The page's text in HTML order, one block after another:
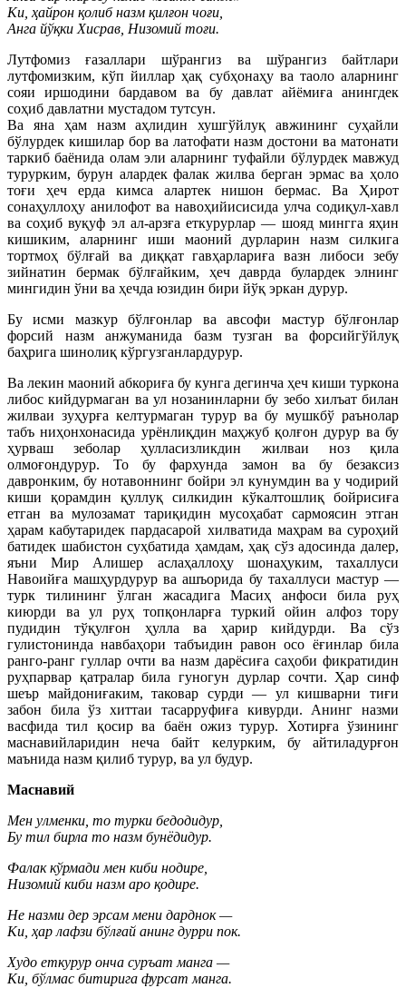
Ки, ҳайрон қолиб назм қилғон чоғи,
Анга йўқки Хисрав, Низомий тоғи.
Лутфомиз ғазаллари шўрангиз ва шўрангиз байтлари
лутфомизким, кўп йиллар ҳақ субҳонаҳу ва таоло аларнинг
сояи иршодини бардавом ва бу давлат айёмиға анингдек
соҳиб давлатни мустадом тутсун.
Ва яна ҳам назм аҳлидин хушгўйлуқ авжининг суҳайли
бўлурдек кишилар бор ва латофати назм достони ва матонати
таркиб баёнида олам эли аларнинг туфайли бўлурдек мавжуд
турурким, бурун алардек фалак жилва берган эрмас ва ҳоло
тоғи ҳеч ерда кимса алартек нишон бермас. Ва Ҳирот
сонаҳуллоҳу анилофот ва навоҳийисисида улча содиқул-хавл
ва соҳиб вуқуф эл ал-арзға еткурурлар — шояд мингга яҳин
кишиким, аларнинг иши маоний дурларин назм силкига
тортмоҳ бўлғай ва диққат гавҳарлариға вазн либоси зебу
зийнатин бермак бўлғайким, ҳеч даврда булардек элнинг
мингидин ўни ва ҳечда юзидин бири йўқ эркан дурур.
Бу исми мазкур бўлғонлар ва авсофи мастур бўлғонлар
форсий назм анжуманида базм тузган ва форсийгўйлуқ
баҳрига шинолиқ кўргузганлардурур.
Ва лекин маоний абкориға бу кунга дегинча ҳеч киши туркона
либос кийдурмаган ва ул нозанинларни бу зебо хилъат билан
жилваи зуҳурға келтурмаган турур ва бу мушкбў раънолар
табъ ниҳонхонасида урёнлиқдин маҳжуб қолғон дурур ва бу
ҳурваш зеболар ҳулласизликдин жилваи ноз қила
олмоғондурур. То бу фархунда замон ва бу безаксиз
давронким, бу нотавоннинг бойри эл кунумдин ва у чодирий
киши қорамдин қуллуқ силкидин кўкалтошлиқ бойрисиға
етган ва мулозамат тариқидин мусоҳабат сармоясин этган
ҳарам кабутаридек пардасарой хилватида маҳрам ва суроҳий
батидек шабистон суҳбатида ҳамдам, ҳақ сўз адосинда далер,
яъни Мир Алишер аслаҳаллоҳу шонаҳуким, тахаллуси
Навоийға машҳурдурур ва ашъорида бу тахаллуси мастур —
турк тилининг ўлган жасадига Масиҳ анфоси била руҳ
киюрди ва ул руҳ топқонларға туркий ойин алфоз тору
пудидин тўқулғон ҳулла ва ҳарир кийдурди. Ва сўз
гулистонинда навбаҳори табъидин равон осо ёғинлар била
ранго-ранг гуллар очти ва назм дарёсиға саҳоби фикратидин
руҳпарвар қатралар била гуногун дурлар сочти. Ҳар синф
шеър майдониғаким, таковар сурди — ул кишварни тиғи
забон била ўз хиттаи тасарруфиға кивурди. Анинг назми
васфида тил қосир ва баён ожиз турур. Хотирға ўзининг
маснавийларидин неча байт келурким, бу айтиладурғон
маънида назм қилиб турур, ва ул будур.
Маснавий
Мен улменки, то турки бедодидур,
Бу тил бирла то назм бунёдидур.
Фалак кўрмади мен киби нодире,
Низомий киби назм аро қодире.
Не назми дер эрсам мени дарднок —
Ки, ҳар лафзи бўлғай анинг дурри пок.
Худо еткурур онча суръат манга —
Ки, бўлмас битирига фурсат манга.